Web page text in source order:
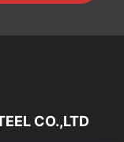
CO.,LTD